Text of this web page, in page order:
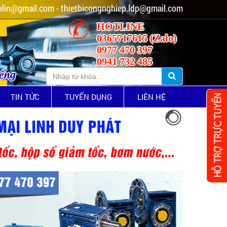
- thietbicongnghiep.ldp@gmail.com
HOTLINE
0365717615 (Zalo)
0977 470 397
0941 732 485
TIN TỨC TUYỂN DỤNG LIÊN HỆ